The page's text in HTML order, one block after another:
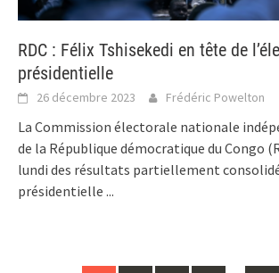
RDC : Félix Tshisekedi en tête de
présidentielle
26 décembre 2023 Frédéric Powelton
La Commission électorale nationale
de la République démocratique du Congo
lundi des résultats partiellement
présidentielle ...